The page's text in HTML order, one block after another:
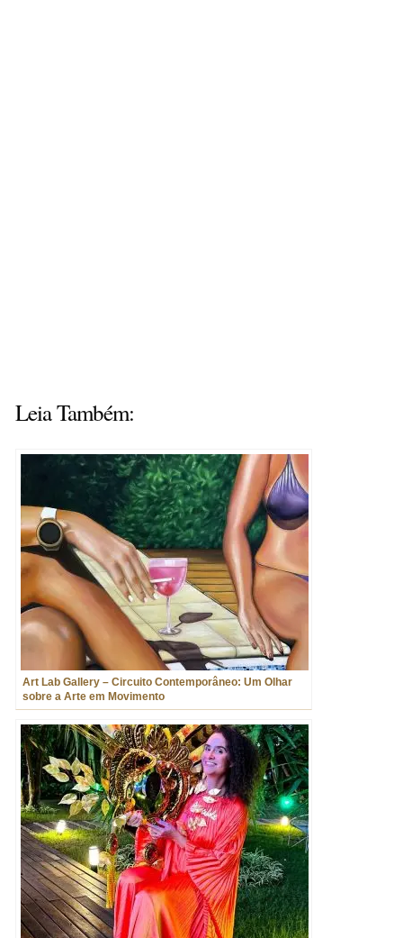
Leia Também:
Art Lab Gallery – Circuito Contemporâneo: Um Olhar
sobre a Arte em Movimento